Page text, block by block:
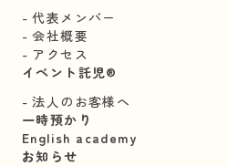
代表メンバー
会社概要
アクセス
イベント託児®︎
法人のお客様へ
一時預かり
English academy
お知らせ